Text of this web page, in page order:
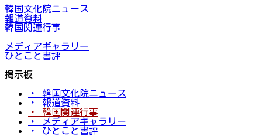
韓国文化院ニュース
報道資料
韓国関連行事
メディアギャラリー
ひとこと書評
掲示板
・ 韓国文化院ニュース
・ 報道資料
・ 韓国関連行事
・ メディアギャラリー
・ ひとこと書評